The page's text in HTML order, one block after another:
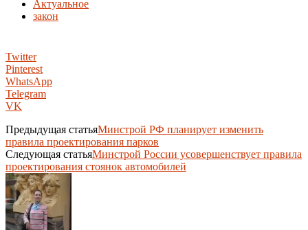
Актуальное
закон
Twitter
Pinterest
WhatsApp
Telegram
VK
Предыдущая статьяМинстрой РФ планирует изменить
правила проектирования парков
Следующая статьяМинстрой России усовершенствует правила
проектирования стоянок автомобилей